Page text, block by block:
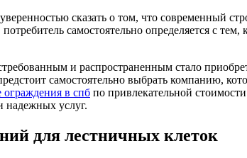
сказать о том, что современный
самостоятельно определяется с
и распространенным стало
самостоятельно выбрать компанию,
ограждения в спб по привлекательной
надежных услуг.
для лестничных клеток